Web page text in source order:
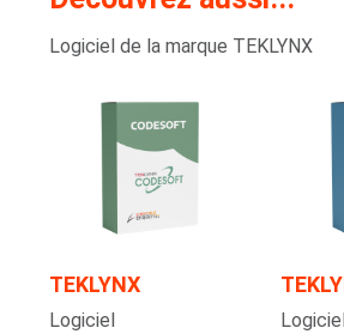
Logiciel de la marque TEKLYNX
TEKLYNX
Logiciel